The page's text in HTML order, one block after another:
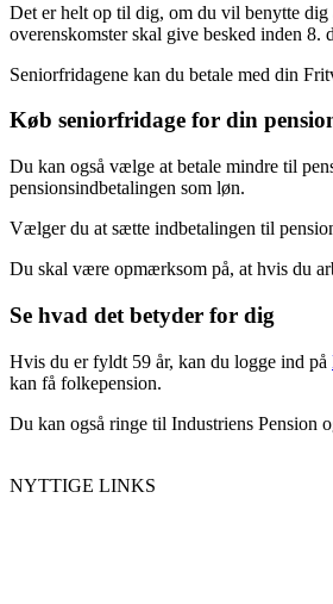
Det er helt op til dig, om du vil benytte dig
overenskomster skal give besked inden 8.
Seniorfridagene kan du betale med din
Køb seniorfridage for din
Du kan også vælge at betale mindre til
pensionsindbetalingen som løn.
Vælger du at sætte indbetalingen til
Du skal være opmærksom på, at hvis du
Se hvad det betyder for dig
Hvis du er fyldt 59 år, kan du logge ind på
kan få folkepension.
Du kan også ringe til Industriens Pension
NYTTIGE LINKS